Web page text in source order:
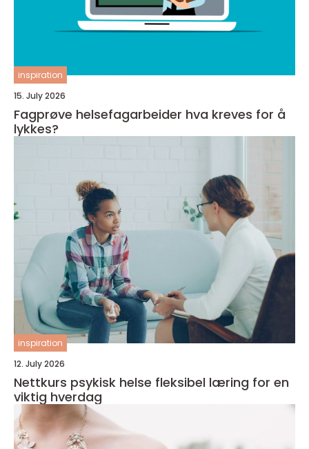
inspiration
15. July 2026
Fagprøve helsefagarbeider hva kreves for å
lykkes?
inspiration
12. July 2026
Nettkurs psykisk helse fleksibel læring for en
viktig hverdag